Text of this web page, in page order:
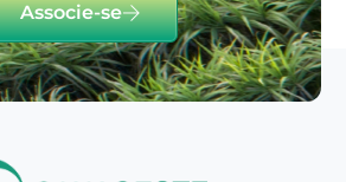
Associe-se